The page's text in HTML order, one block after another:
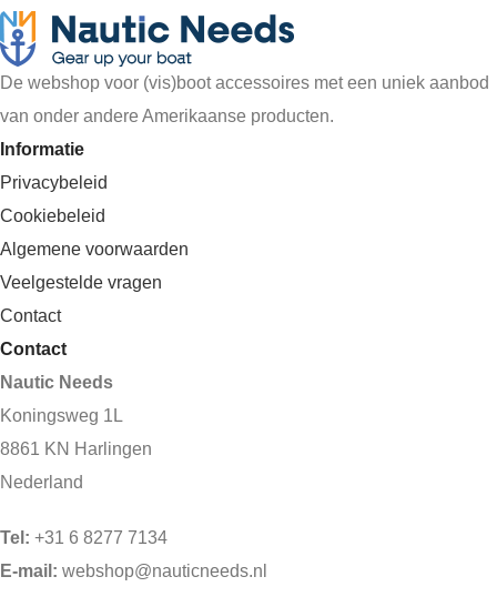
De webshop voor (vis)boot accessoires met een uniek aanbod
van onder andere Amerikaanse producten.
Informatie
Privacybeleid
Cookiebeleid
Algemene voorwaarden
Veelgestelde vragen
Contact
Contact
Nautic Needs
Koningsweg 1L
8861 KN Harlingen
Nederland
Tel: +31 6 8277 7134
E-mail: webshop@nauticneeds.nl